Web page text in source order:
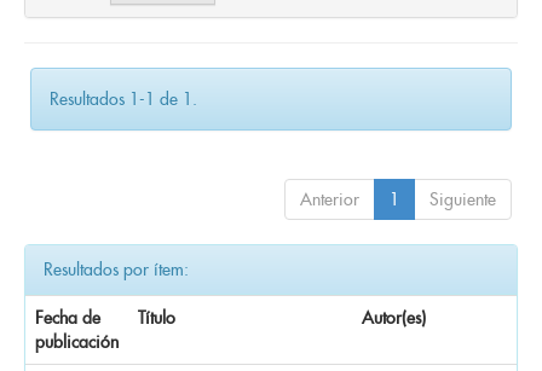
Resultados 1-1 de 1.
Anterior 1 Siguiente
Resultados por ítem:
Fecha de
publicación
Título Autor(es)